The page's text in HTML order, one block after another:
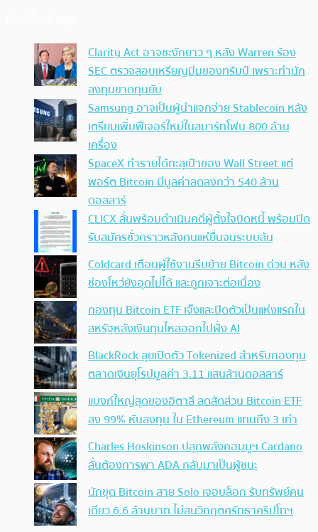
Clarity Act อาจชะงักยาว ๆ หลัง Warren ร้อง
SEC ตรวจสอบเหรียญมีมของทรัมป์ เพราะทำนัก
ลงทุนขาดทุนยับ
Samsung อาจเป็นผู้นำแจกจ่าย Stablecoin หลัง
เตรียมเพิ่มฟีเจอร์ใหม่ในสมาร์ทโฟน 800 ล้าน
เครื่อง
SpaceX ทำรายได้ทะลุเป้าของ Wall Street แต่
พอร์ต Bitcoin มีมูลค่าลดลงกว่า 540 ล้าน
ดอลลาร์
CLICX ลั่นพร้อมดำเนินคดีผู้ตั้งใจบิดหนี้ พร้อมปิด
รับสมัครชั่วคราวหลังคนแห่ยื่นจนระบบล้น
Coldcard เตือนผู้ใช้งานรีบย้าย Bitcoin ด่วน หลัง
ช่องโหว่ยังอุดไม่ได้ และถูกเจาะต่อเนื่อง
กองทุน Bitcoin ETF เจ๊งและปิดตัวเป็นแห่งแรกใน
สหรัฐหลังเงินทุนไหลออกไปฝั่ง AI
BlackRock ลุยเปิดตัว Tokenized สำหรับกองทุน
ตลาดเงินยุโรปมูลค่า 3.11 แสนล้านดอลลาร์
แบงก์ใหญ่สุดของอิตาลี ลดสัดส่วน Bitcoin ETF
ลง 99% หันลงทุน ใน Ethereum แทนถึง 3 เท่า
Charles Hoskinson ปลุกพลังคอมมูฯ Cardano
ลั่นต้องการพา ADA กลับมาเป็นผู้ชนะ
นักขุด Bitcoin สาย Solo เจอบล็อก รับทรัพย์คน
เดียว 6.6 ล้านบาท ไม่สนวิกฤตศรัทธาคริปโทฯ